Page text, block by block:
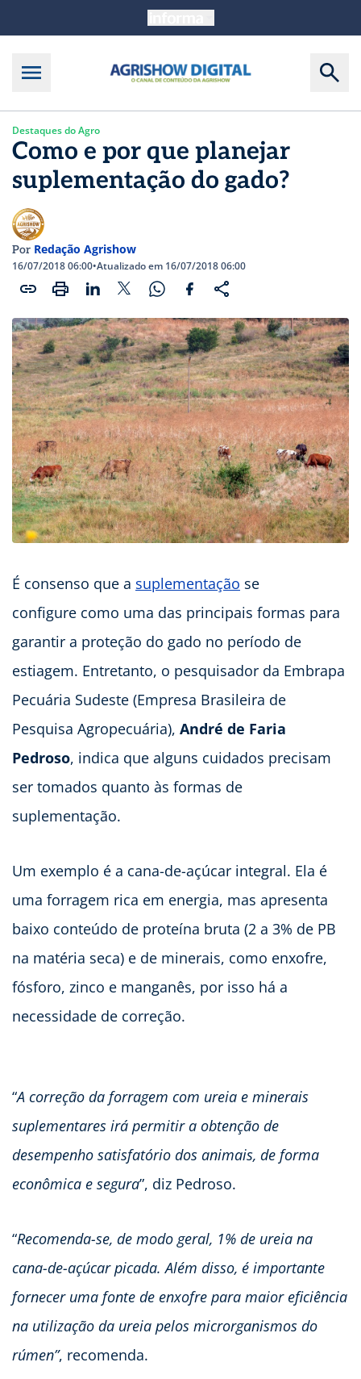
Destaques do Agro
Como e por que planejar
suplementação do gado?
Por Redação Agrishow
16/07/2018 06:00•Atualizado em 16/07/2018 06:00
É consenso que a suplementação se
configure como uma das principais formas para
garantir a proteção do gado no período de
estiagem. Entretanto, o pesquisador da Embrapa
Pecuária Sudeste (Empresa Brasileira de
Pesquisa Agropecuária), André de Faria
Pedroso, indica que alguns cuidados precisam
ser tomados quanto às formas de
suplementação.
Um exemplo é a cana-de-açúcar integral. Ela é
uma forragem rica em energia, mas apresenta
baixo conteúdo de proteína bruta (2 a 3% de PB
na matéria seca) e de minerais, como enxofre,
fósforo, zinco e manganês, por isso há a
necessidade de correção.
“A correção da forragem com ureia e minerais
suplementares irá permitir a obtenção de
desempenho satisfatório dos animais, de forma
econômica e segura”, diz Pedroso.
“Recomenda-se, de modo geral, 1% de ureia na
cana-de-açúcar picada. Além disso, é importante
fornecer uma fonte de enxofre para maior eficiência
na utilização da ureia pelos microrganismos do
rúmen”, recomenda.